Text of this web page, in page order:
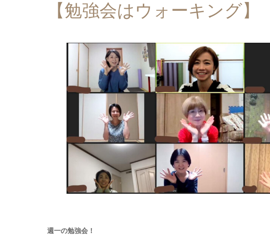
【勉強会はウォーキング】
週一の勉強会！